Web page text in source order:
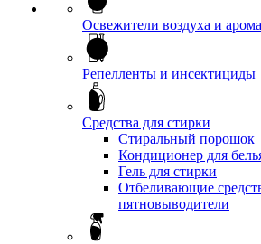
Освежители воздуха и
Репелленты и инсектициды
Средства для стирки
Стиральный порошок
Кондиционер для
Гель для стирки
Отбеливающие
пятновыводители